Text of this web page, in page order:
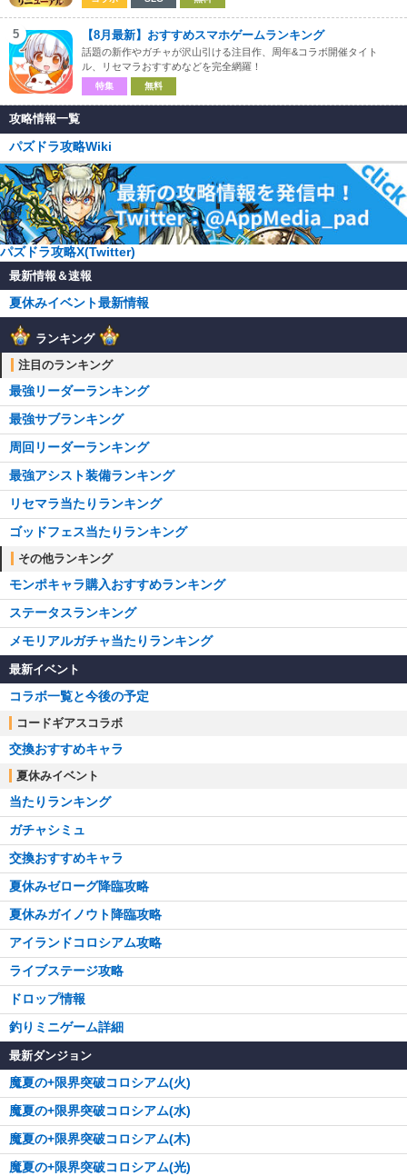
5 【8月最新】おすすめスマホゲームランキング
話題の新作やガチャが沢山引ける注目作、周年&コラボ開催タイト
ル、リセマラおすすめなどを完全網羅！
特集 無料
攻略情報一覧
パズドラ攻略Wiki
パズドラ攻略X(Twitter)
最新情報＆速報
夏休みイベント最新情報
ランキング
注目のランキング
最強リーダーランキング
最強サブランキング
周回リーダーランキング
最強アシスト装備ランキング
リセマラ当たりランキング
ゴッドフェス当たりランキング
その他ランキング
モンポキャラ購入おすすめランキング
ステータスランキング
メモリアルガチャ当たりランキング
最新イベント
コラボ一覧と今後の予定
コードギアスコラボ
交換おすすめキャラ
夏休みイベント
当たりランキング
ガチャシミュ
交換おすすめキャラ
夏休みゼローグ降臨攻略
夏休みガイノウト降臨攻略
アイランドコロシアム攻略
ライブステージ攻略
ドロップ情報
釣りミニゲーム詳細
最新ダンジョン
魔夏の+限界突破コロシアム(火)
魔夏の+限界突破コロシアム(水)
魔夏の+限界突破コロシアム(木)
魔夏の+限界突破コロシアム(光)